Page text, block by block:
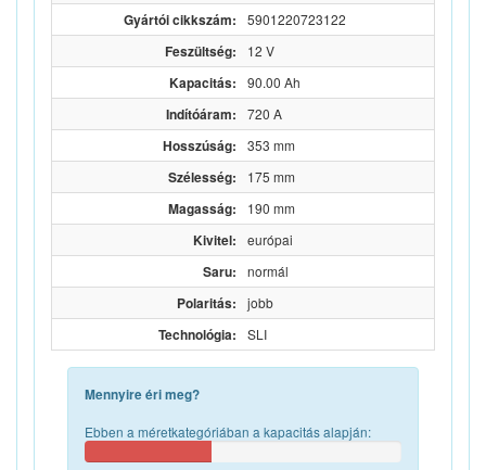
Gyártói cikkszám: 5901220723122
Feszültség: 12 V
Kapacitás: 90.00 Ah
Indítóáram: 720 A
Hosszúság: 353 mm
Szélesség: 175 mm
Magasság: 190 mm
Kivitel: európai
Saru: normál
Polaritás: jobb
Technológia: SLI
Mennyire éri meg?
Ebben a méretkategóriában a kapacitás alapján: